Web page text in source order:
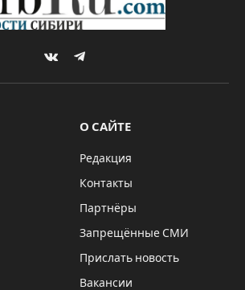
VKontakteTelegram
О САЙТЕ
Редакция
Контакты
Партнёры
Запрещённые СМИ
Прислать новость
Вакансии